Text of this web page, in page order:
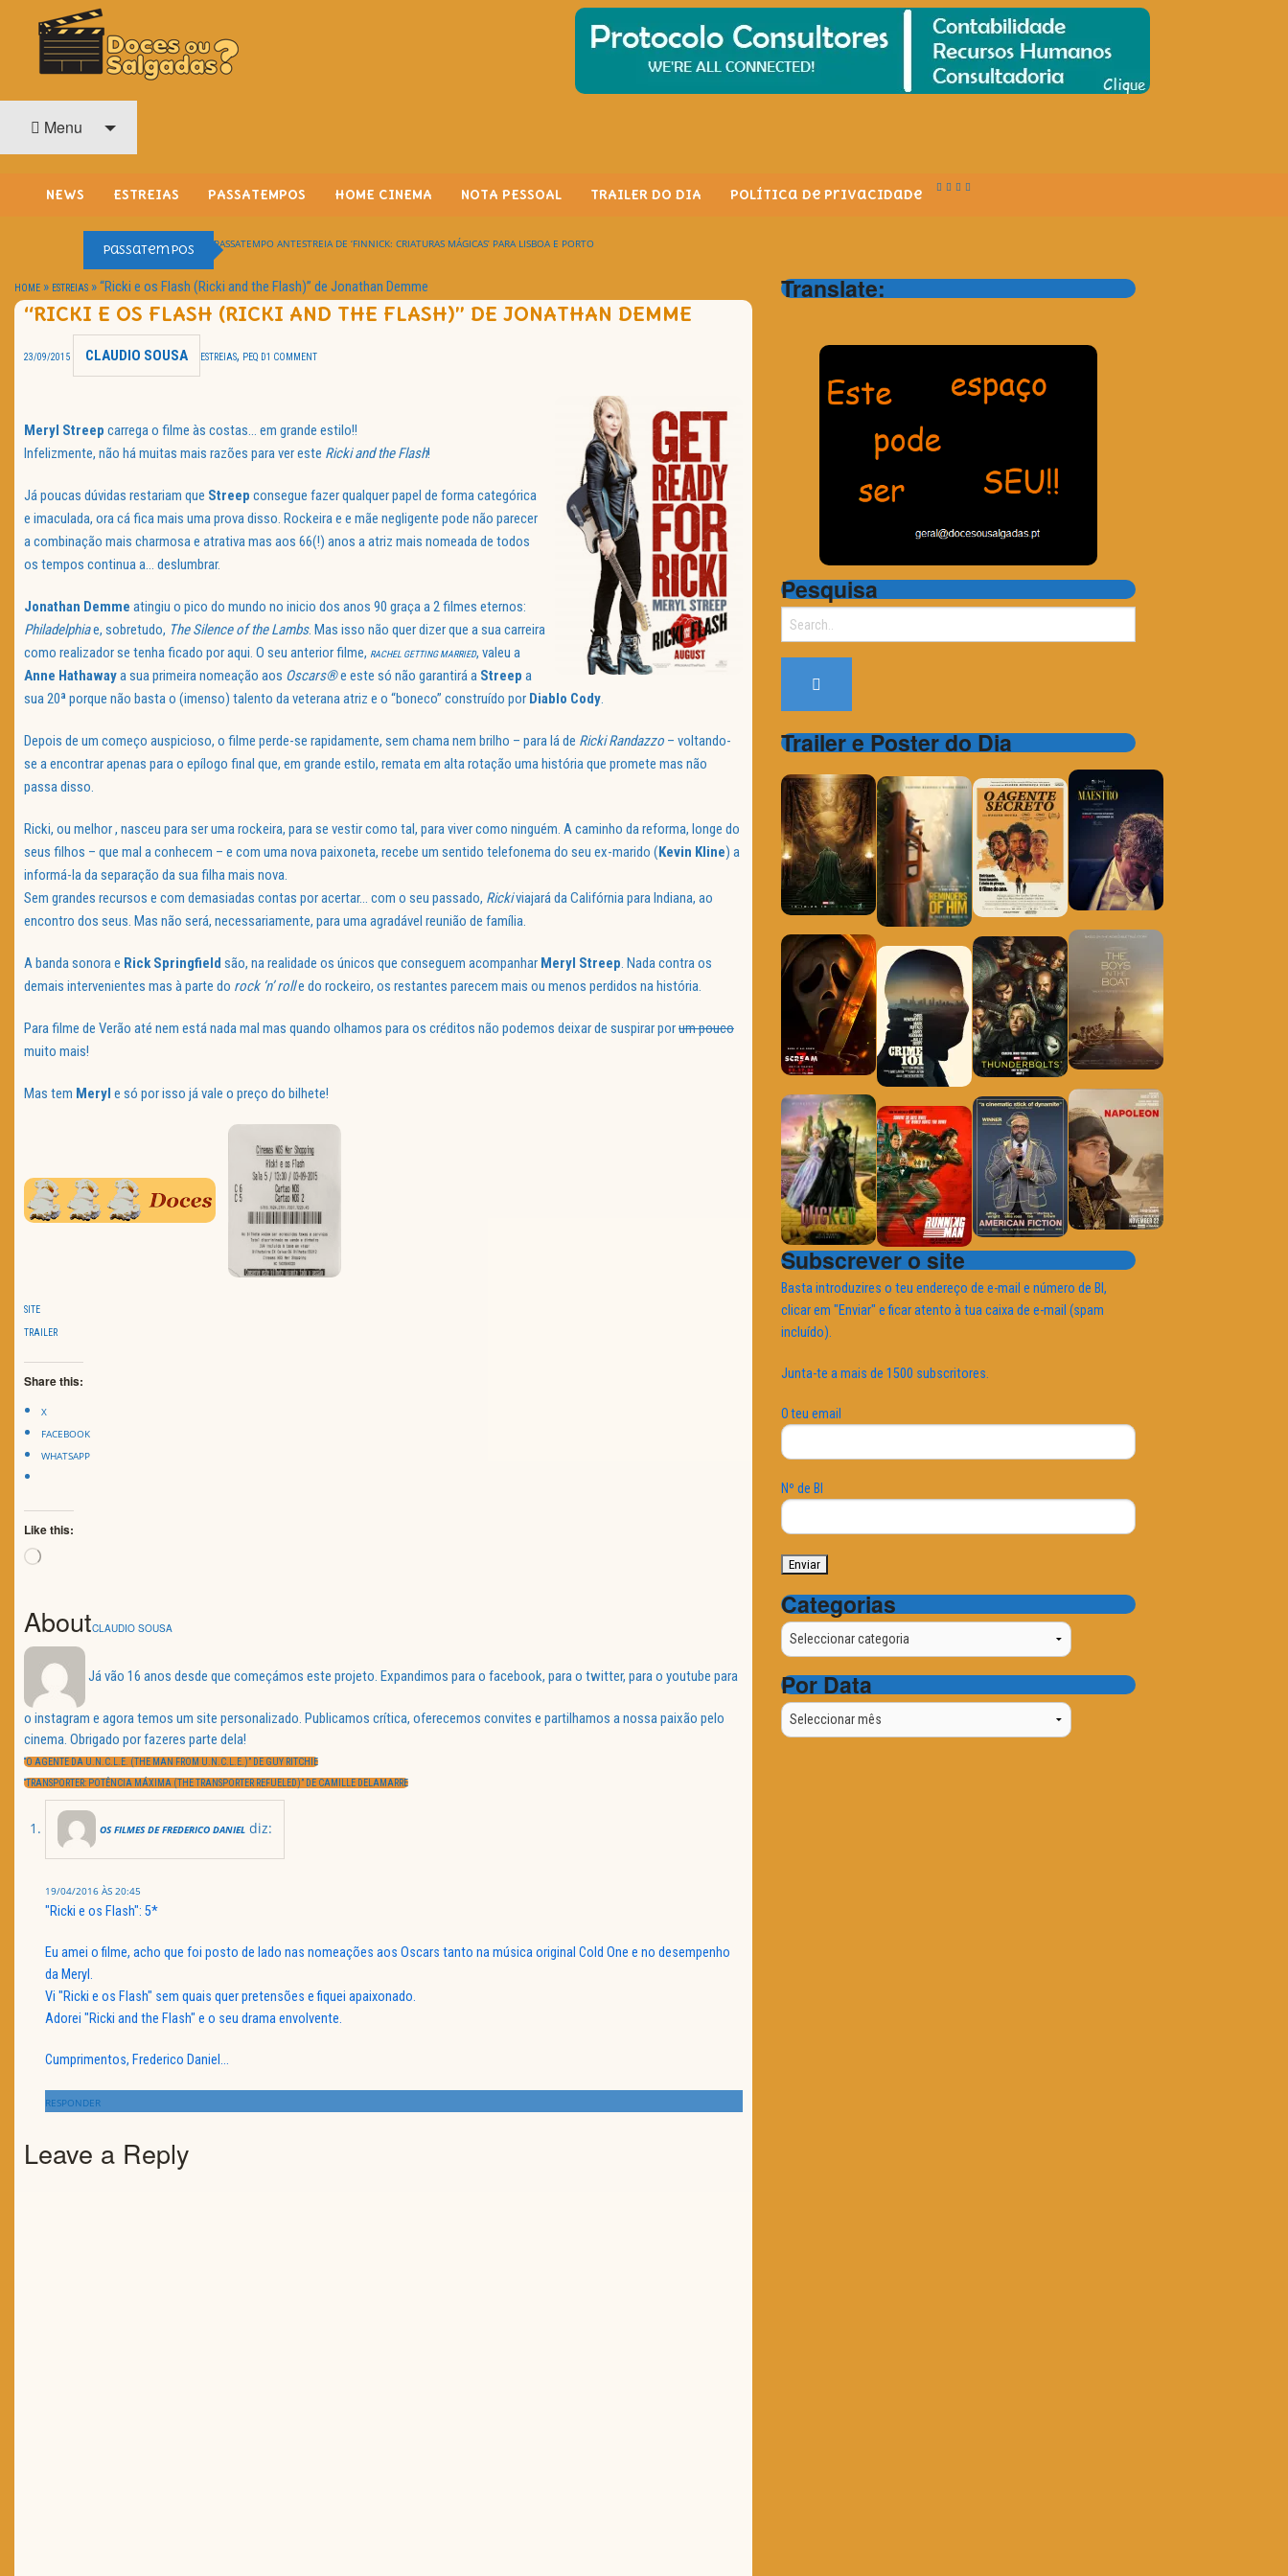
O Cinema? Uma Paixão!!
Menu
NEWS ESTREIAS PASSATEMPOS HOME CINEMA NOTA PESSOAL TRAILER DO DIA Política de Privacidade
Passatempos PASSATEMPO ANTESTREIA DE ‘FINNICK: CRIATURAS MÁGICAS’ PARA LISBOA E PORTO
HOME » ESTREIAS »“Ricki e os Flash (Ricki and the Flash)” de Jonathan Demme
“RICKI E OS FLASH (RICKI AND THE FLASH)” DE JONATHAN DEMME
23/09/2015 CLAUDIO SOUSA ESTREIAS, PEQ D1 COMMENT
Meryl Streep carrega o filme às costas… em grande estilo!!
Infelizmente, não há muitas mais razões para ver este Ricki and the Flash!
Já poucas dúvidas restariam que Streep consegue fazer qualquer papel de forma categórica
e imaculada, ora cá fica mais uma prova disso. Rockeira e e mãe negligente pode não parecer
a combinação mais charmosa e atrativa mas aos 66(!) anos a atriz mais nomeada de todos
os tempos continua a… deslumbrar.
Jonathan Demme atingiu o pico do mundo no inicio dos anos 90 graça a 2 filmes eternos:
Philadelphiae, sobretudo, The Silence of the Lambs. Mas isso não quer dizer que a sua carreira
como realizador se tenha ficado por aqui. O seu anterior filme, RACHEL GETTING MARRIED, valeu a
Anne Hathawaya sua primeira nomeação aos Oscars®e este só não garantirá a Streep a
sua 20ª porque não basta o (imenso) talento da veterana atriz e o “boneco” construído por Diablo Cody.
Depois de um começo auspicioso, o filme perde-se rapidamente, sem chama nem brilho – para lá de Ricki Randazzo – voltando-
se a encontrar apenas para o epílogo final que, em grande estilo, remata em alta rotação uma história que promete mas não
passa disso.
Ricki, ou melhor , nasceu para ser uma rockeira, para se vestir como tal, para viver como ninguém. A caminho da reforma, longe do
seus filhos – que mal a conhecem – e com uma nova paixoneta, recebe um sentido telefonema do seu ex-marido (Kevin Kline) a
informá-la da separação da sua filha mais nova.
Sem grandes recursos e com demasiadas contas por acertar… com o seu passado, Rickiviajará da Califórnia para Indiana, ao
encontro dos seus. Mas não será, necessariamente, para uma agradável reunião de família.
A banda sonora e Rick Springfield são, na realidade os únicos que conseguem acompanhar Meryl Streep. Nada contra os
demais intervenientes mas à parte do rock ‘n’ rolle do rockeiro, os restantes parecem mais ou menos perdidos na história.
Para filme de Verão até nem está nada mal mas quando olhamos para os créditos não podemos deixar de suspirar porum pouco
muito mais!
Mas tem Meryl e só por isso já vale o preço do bilhete!
SITE
TRAILER
Share this:
X
FACEBOOK
WHATSAPP
Like this:
Loading…
AboutCLAUDIO SOUSA
Já vão 16 anos desde que começámos este projeto. Expandimos para o facebook, para o twitter, para o youtube para
o instagram e agora temos um site personalizado. Publicamos crítica, oferecemos convites e partilhamos a nossa paixão pelo
cinema. Obrigado por fazeres parte dela!
Navegação
de
artigos
PREVIOUS
POST:
“O AGENTE DA U.N.C.L.E. (THE MAN FROM U.N.C.L.E.)” DE GUY RITCHIE
NEXT
POST:
“TRANSPORTER: POTÊNCIA MÁXIMA (THE TRANSPORTER REFUELED)” DE CAMILLE DELAMARRE
OS FILMES DE FREDERICO DANIEL diz:
19/04/2016 ÀS 20:45
"Ricki e os Flash": 5*
Eu amei o filme, acho que foi posto de lado nas nomeações aos Oscars tanto na música original Cold One e no desempenho
da Meryl.
Vi "Ricki e os Flash" sem quais quer pretensões e fiquei apaixonado.
Adorei "Ricki and the Flash" e o seu drama envolvente.
Cumprimentos, Frederico Daniel…
RESPONDER
Leave a Reply
Translate:
Pesquisa
Trailer e Poster do Dia
Subscrever o site
Basta introduzires o teu endereço de e-mail e número de BI,
clicar em "Enviar" e ficar atento à tua caixa de e-mail (spam
incluído).
Junta-te a mais de 1500 subscritores.
O teu email
Nº de BI
Categorias
Categorias
Por Data
Por
Data